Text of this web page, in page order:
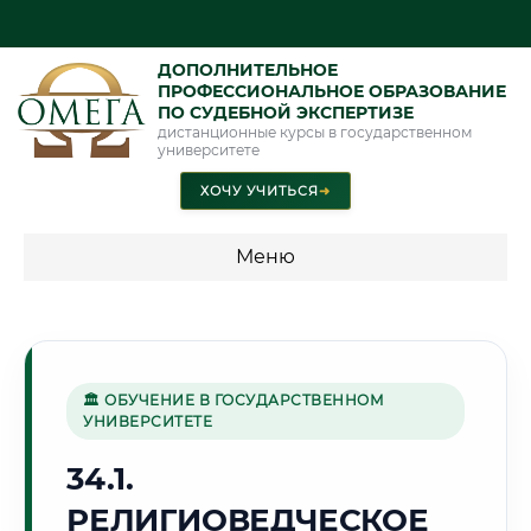
ДОПОЛНИТЕЛЬНОЕ
ПРОФЕССИОНАЛЬНОЕ ОБРАЗОВАНИЕ
ПО СУДЕБНОЙ ЭКСПЕРТИЗЕ
дистанционные курсы в государственном
университете
ХОЧУ УЧИТЬСЯ➜
Меню
специальности"
Стоимость по программам обучения "Судебная экспертиза"
Стоимость по программам обучения "Экспертиза"
🏛 ОБУЧЕНИЕ В ГОСУДАРСТВЕННОМ
УНИВЕРСИТЕТЕ
34.1.
РЕЛИГИОВЕДЧЕСКОЕ